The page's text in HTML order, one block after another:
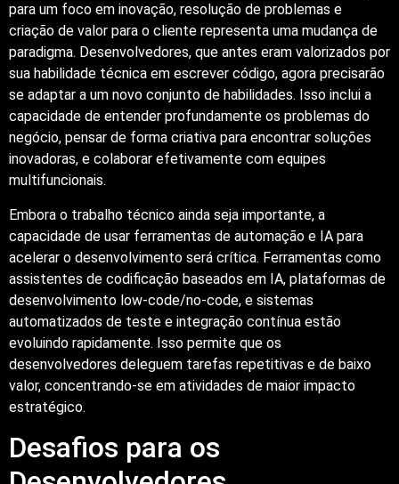
para um foco em inovação, resolução de problemas e
criação de valor para o cliente representa uma mudança de
paradigma. Desenvolvedores, que antes eram valorizados por
sua habilidade técnica em escrever código, agora precisarão
se adaptar a um novo conjunto de habilidades. Isso inclui a
capacidade de entender profundamente os problemas do
negócio, pensar de forma criativa para encontrar soluções
inovadoras, e colaborar efetivamente com equipes
multifuncionais.
Embora o trabalho técnico ainda seja importante, a
capacidade de usar ferramentas de automação e IA para
acelerar o desenvolvimento será crítica. Ferramentas como
assistentes de codificação baseados em IA, plataformas de
desenvolvimento low-code/no-code, e sistemas
automatizados de teste e integração contínua estão
evoluindo rapidamente. Isso permite que os
desenvolvedores deleguem tarefas repetitivas e de baixo
valor, concentrando-se em atividades de maior impacto
estratégico.
Desafios para os